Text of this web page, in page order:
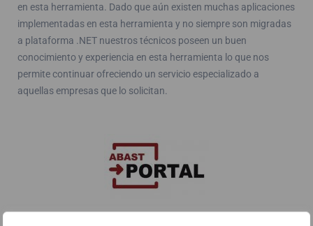
en esta herramienta. Dado que aún existen muchas aplicaciones
implementadas en esta herramienta y no siempre son migradas
a plataforma .NET nuestros técnicos poseen un buen
conocimiento y experiencia en esta herramienta lo que nos
permite continuar ofreciendo un servicio especializado a
aquellas empresas que lo solicitan.